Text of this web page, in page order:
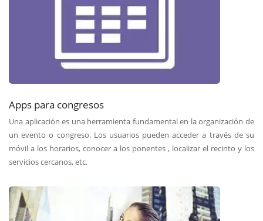
Apps para congresos
Una aplicación es una herramienta fundamental en la organización de
un evento o congreso. Los usuarios pueden acceder a través de su
móvil a los horarios, conocer a los ponentes , localizar el recinto y los
servicios cercanos, etc.